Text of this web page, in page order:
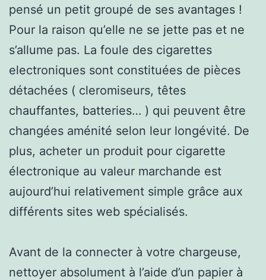
pensé un petit groupé de ses avantages !
Pour la raison qu’elle ne se jette pas et ne
s’allume pas. La foule des cigarettes
electroniques sont constituées de pièces
détachées ( cleromiseurs, têtes
chauffantes, batteries… ) qui peuvent être
changées aménité selon leur longévité. De
plus, acheter un produit pour cigarette
électronique au valeur marchande est
aujourd’hui relativement simple grâce aux
différents sites web spécialisés.
Avant de la connecter à votre chargeuse,
nettoyer absolument à l’aide d’un papier à